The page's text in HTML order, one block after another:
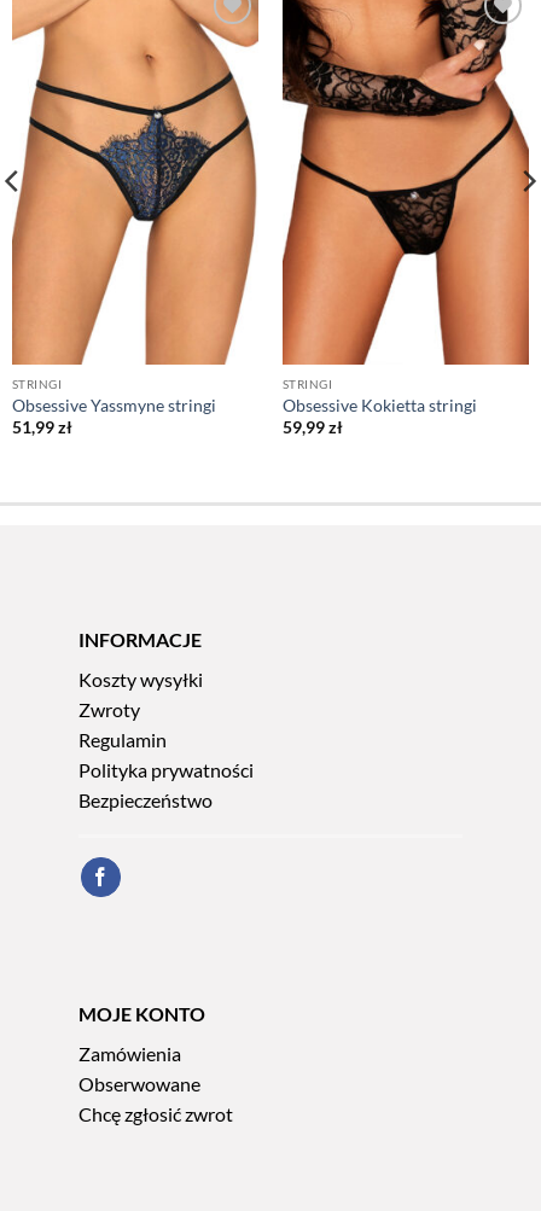
STRINGI
Obsessive Yassmyne stringi
51,99zł
STRINGI
Obsessive Kokietta stringi
59,99zł
INFORMACJE
Koszty wysyłki
Zwroty
Regulamin
Polityka prywatności
Bezpieczeństwo
MOJE KONTO
Zamówienia
Obserwowane
Chcę zgłosić zwrot